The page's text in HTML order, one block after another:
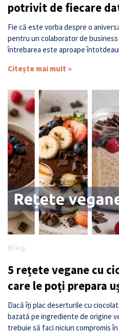
potrivit de fiecare
Fie că este vorba despre o
pentru un colaborator de
întrebarea este aproape
Citește mai mult »
Blog
5 rețete vegane cu
care le poți prepara
Dacă îți plac deserturile cu
bazată pe ingrediente de origine
trebuie să faci niciun compromis